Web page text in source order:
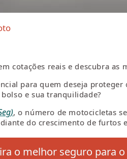
cotações reais e descubra
para quem deseja
e sua tranquilidade?
, o número de motocicletas
do crescimento de furtos
o melhor seguro para